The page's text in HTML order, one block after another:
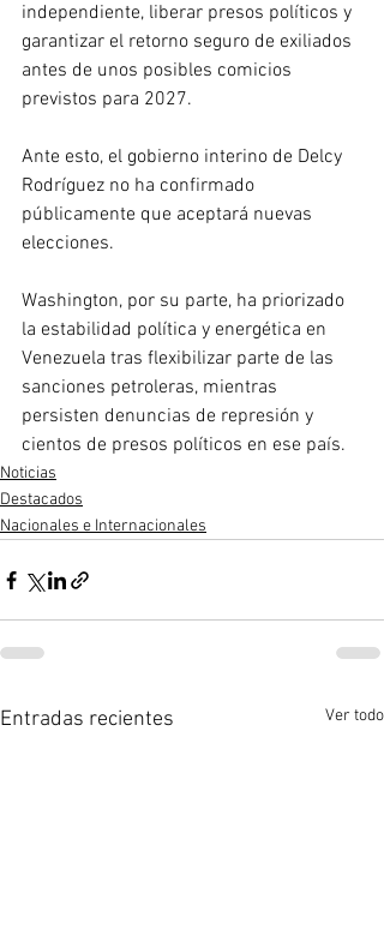
independiente, liberar presos políticos y
garantizar el retorno seguro de exiliados
antes de unos posibles comicios
previstos para 2027.
Ante esto, el gobierno interino de Delcy
Rodríguez no ha confirmado
públicamente que aceptará nuevas
elecciones.
Washington, por su parte, ha priorizado
la estabilidad política y energética en
Venezuela tras flexibilizar parte de las
sanciones petroleras, mientras
persisten denuncias de represión y
cientos de presos políticos en ese país.
Noticias
Destacados
Nacionales e Internacionales
Entradas recientes Ver todo